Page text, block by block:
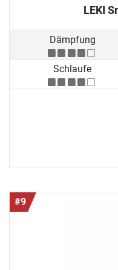
LEKI
Dämpfung
Schlaufe
#9